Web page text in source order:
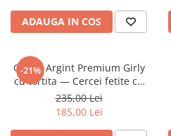
ADAUGA IN COS
-21%
Cercei Argint Premium Girly
cu tortita — Cercei fetite cu
Unicorn / Inorog - Pelicula
Anticoroziune
235,00 Lei
185,00 Lei